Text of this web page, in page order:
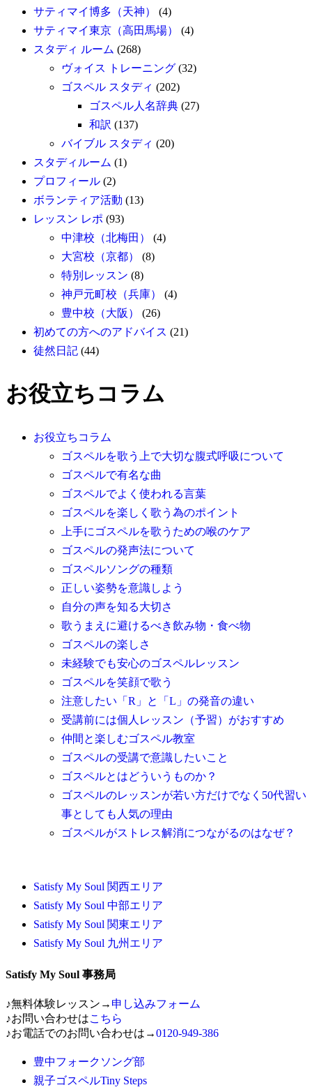
サティマイ博多（天神）
(4)
サティマイ東京（高田馬場）
(4)
スタディ ルーム (268)
ヴォイス トレーニング (32)
ゴスペル スタディ (202)
ゴスペル人名辞典 (27)
和訳 (137)
バイブル スタディ (20)
スタディルーム (1)
プロフィール (2)
ボランティア活動 (13)
レッスン レポ (93)
中津校（北梅田）
(4)
大宮校（京都）
(8)
特別レッスン (8)
神戸元町校（兵庫）
(4)
豊中校（大阪）
(26)
初めての方へのアドバイス (21)
徒然日記 (44)
お役立ちコラム
お役立ちコラム
ゴスペルを歌う上で大切な腹式呼吸について
ゴスペルで有名な曲
ゴスペルでよく使われる言葉
ゴスペルを楽しく歌う為のポイント
上手にゴスペルを歌うための喉のケア
ゴスペルの発声法について
ゴスペルソングの種類
正しい姿勢を意識しよう
自分の声を知る大切さ
歌うまえに避けるべき飲み物・食べ物
ゴスペルの楽しさ
未経験でも安心のゴスペルレッスン
ゴスペルを笑顔で歌う
注意したい「R」と「L」の発音の違い
受講前には個人レッスン（予習）がおすすめ
仲間と楽しむゴスペル教室
ゴスペルの受講で意識したいこと
ゴスペルとはどういうものか？
ゴスペルのレッスンが若い方だけでなく50代習い
事としても人気の理由
ゴスペルがストレス解消につながるのはなぜ？
Satisfy My Soul 関西エリア
Satisfy My Soul 中部エリア
Satisfy My Soul 関東エリア
Satisfy My Soul 九州エリア
Satisfy My Soul 事務局
♪無料体験レッスン→ 申し込みフォーム
♪お問い合わせはこちら
♪お電話でのお問い合わせは→0120-949-386
豊中フォークソング部
親子ゴスペルTiny Steps